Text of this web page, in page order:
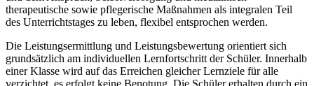
therapeutische sowie pflegerische Maßnahmen als integralen Teil
des Unterrichtstages zu leben, flexibel entsprochen werden.
Die Leistungsermittlung und Leistungsbewertung orientiert sich
grundsätzlich am individuellen Lernfortschritt der Schüler. Innerhalb
einer Klasse wird auf das Erreichen gleicher Lernziele für alle